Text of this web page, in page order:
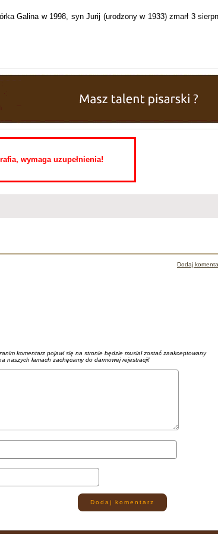
Galina w 1998, syn Jurij (urodzony w 1933) zmarł 3
wymaga uzupełnienia!
Dodaj
komentarz pojawi się na stronie będzie musiał zostać zaakceptowany
naszych łamach zachęcamy do darmowej rejestracji!
Dodaj komentarz